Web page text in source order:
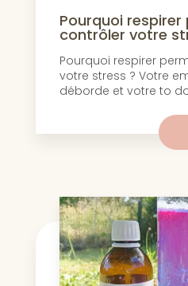
Pourquoi
contrôler votre
Pourquoi respirer
votre stress ? Votre
déborde et votre to do